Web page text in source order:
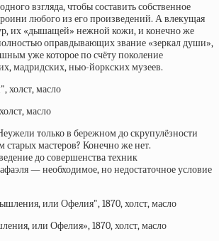
взгляда, чтобы составить собственное
любого из его произведений. А влекущая
их «дышащей» нежной кожи, и конечно же
оправдывающих звание «зеркал души»,
уже которое по счёту поколение
мадридских, нью-йоркских музеев.
масло
только в бережном до скрупулёзности
старых мастеров? Конечно же нет.
до совершенства техник
— необходимое, но недостаточное условие
или Офелия», 1870, холст, масло